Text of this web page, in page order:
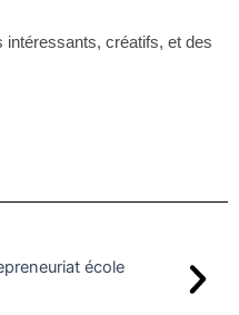
intéressants, créatifs, et des